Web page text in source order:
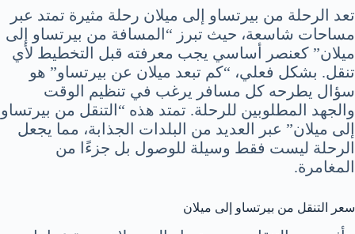
تعد الرحلة من بيرتساو إلى ميلان رحلة مثيرة تمتد عبر
مساحات شاسعة، حيث تبرز “المسافة من بيرتساو إلى
ميلان” كعنصر أساسي يجب معرفته قبل التخطيط لأي
تنقل. بشكل فعلي، “كم تبعد ميلان عن بيرتساو” هو
سؤال يطرحه كل مسافر يرغب في تنظيم الوقت
والجهد المطلوبين للرحلة. تمتد هذه “التنقل من بيرتساو
إلى ميلان” عبر العديد من البلدات الجذابة، مما يجعل
الرحلة ليست فقط وسيلة للوصول بل جزءًا من
المغامرة.
سعر التنقل من بيرتساو إلى ميلان